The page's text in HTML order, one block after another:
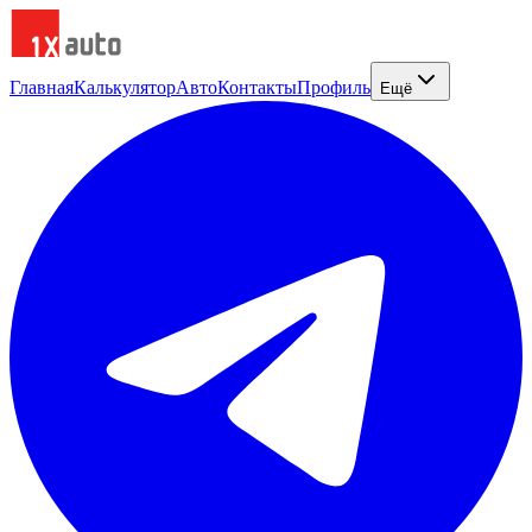
ГлавнаяКалькуляторАвтоКонтактыПрофиль Ещё